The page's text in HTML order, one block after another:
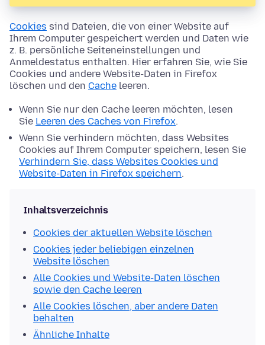
Cookies sind Dateien, die von einer Website auf
Ihrem Computer gespeichert werden und Daten wie
z. B. persönliche Seiteneinstellungen und
Anmeldestatus enthalten. Hier erfahren Sie, wie Sie
Cookies und andere Website-Daten in Firefox
löschen und den Cache leeren.
Wenn Sie nur den Cache leeren möchten, lesen
Sie Leeren des Caches von Firefox.
Wenn Sie verhindern möchten, dass Websites
Cookies auf Ihrem Computer speichern, lesen Sie
Verhindern Sie, dass Websites Cookies und
Website-Daten in Firefox speichern.
Inhaltsverzeichnis
Cookies der aktuellen Website löschen
Cookies jeder beliebigen einzelnen
Website löschen
Alle Cookies und Website-Daten löschen
sowie den Cache leeren
Alle Cookies löschen, aber andere Daten
behalten
Ähnliche Inhalte